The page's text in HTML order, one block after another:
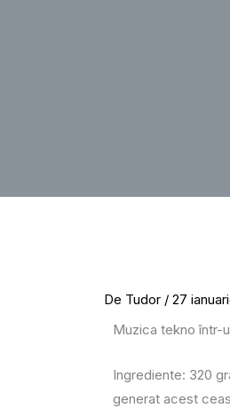
De Tudor / 27
Muzica tekno într-
Ingrediente: 320
generat acest